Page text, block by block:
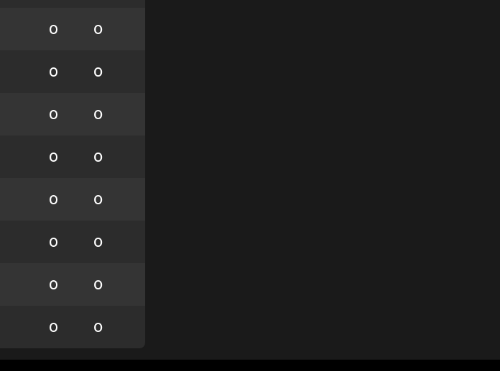
0 0
0 0
0 0
0 0
0 0
0 0
0 0
0 0